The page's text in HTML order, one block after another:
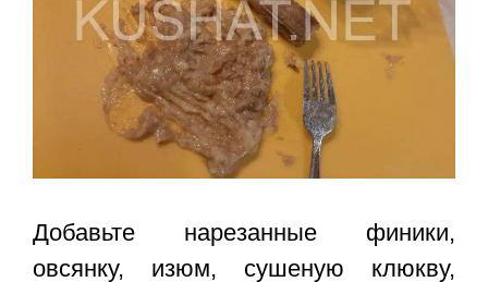
Добавьте нарезанные финики,
овсянку, изюм, сушеную клюкву,